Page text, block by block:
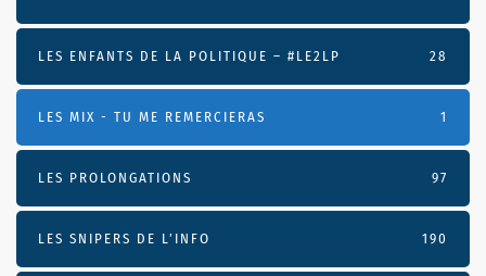
LES ENFANTS DE LA POLITIQUE – #LE2LP 28
LES MIX - TU ME REMERCIERAS 1
LES PROLONGATIONS 97
LES SNIPERS DE L’INFO 190